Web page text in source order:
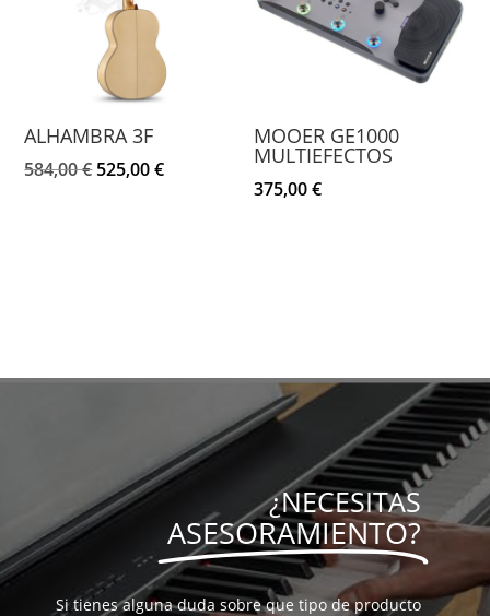
ALHAMBRA 3F
584,00€ El
525,00€El
MOOER GE1000
MULTIEFECTOS
375,00€
¿NECESITAS
ASESORAMIENTO?
Si tienes alguna duda sobre que tipo de producto